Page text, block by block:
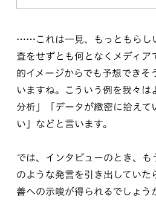
……これは一見、もっともらし
査をせずとも何となくメディア
的イメージからでも予想できそ
いますね。こういう例を我々は
分析」「データが緻密に拾えて
い」などと言います。
では、インタビューのとき、も
のような発言を引き出していた
善への示唆が得られるでしょう